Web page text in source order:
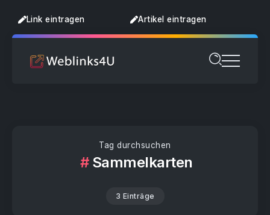
Link eintragen Artikel eintragen
Tag durchsuchen
Sammelkarten
3 Einträge